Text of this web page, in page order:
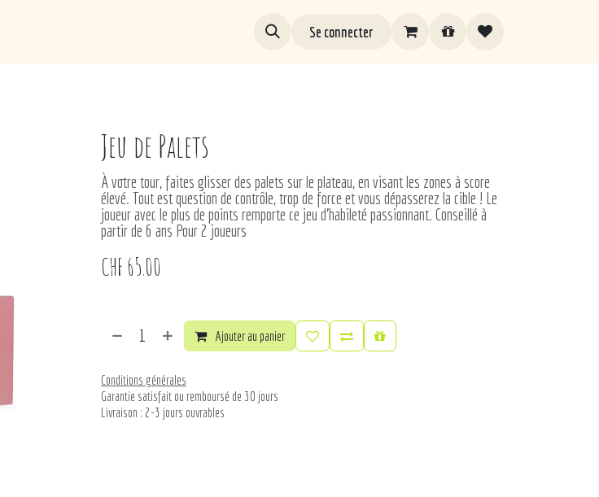
Se connecter
Jeu de Palets
À votre tour, faites glisser des palets sur le plateau, en visant les zones à score
élevé. Tout est question de contrôle, trop de force et vous dépasserez la cible ! Le
joueur avec le plus de points remporte ce jeu d'habileté passionnant. Conseillé à
partir de 6 ans Pour 2 joueurs
CHF 65.00
Ajouter au panier
Conditions générales
Garantie satisfait ou remboursé de 30 jours
Livraison : 2-3 jours ouvrables